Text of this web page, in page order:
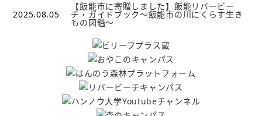
2025.08.05
【飯能市に寄贈しました】飯能リバービー
チ・ガイドブック～飯能市の川にくらす生き
もの図鑑～